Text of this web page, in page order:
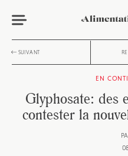
SUIVANT
EN
Glyphosate: des
contester la